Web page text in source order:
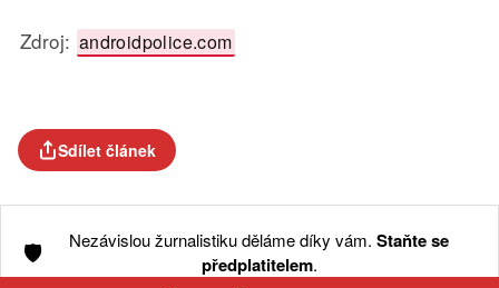
Zdroj: androidpolice.com
Sdílet článek
🛡️ Nezávislou žurnalistiku děláme díky vám. Staňte se
předplatitelem.